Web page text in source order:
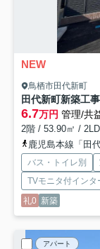
NEW
鳥栖市田代新町
田代新町新築工
6.7万円 管理/共
2階 / 53.90㎡ /
鹿児島本線「田
バス・トイレ別
TVモニタ付インタ
礼0 新築
アパート